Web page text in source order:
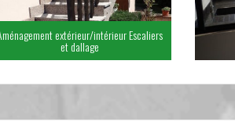
extérieur/intérieur Escaliers
et dallage